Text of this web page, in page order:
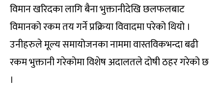
विमान खरिदका लागि बैना भुक्तानीदेखि छलफलबाट
विमानको रकम तय गर्ने प्रक्रिया विवादमा परेको थियो ।
उनीहरुले मूल्य समायोजनका नाममा वास्तविकभन्दा बढी
रकम भुक्तानी गरेकोमा विशेष अदालतले दोषी ठहर गरेको छ
।